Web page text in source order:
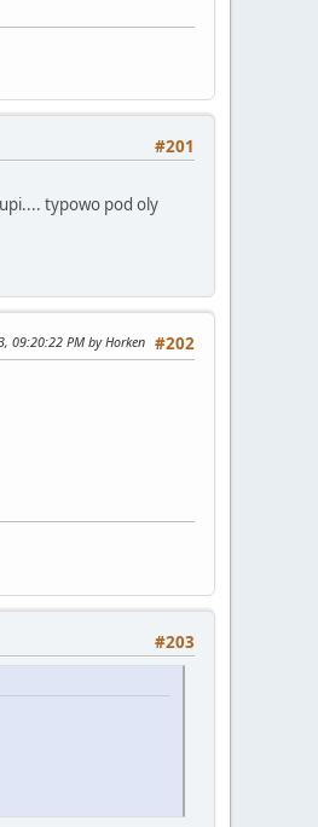
#201
typowo pod oly
#202
09:20:22 PM by Horken
#203